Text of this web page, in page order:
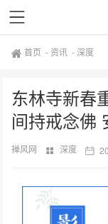
首页 - 资讯 -深度
东林寺新春
间持戒念佛
禅风网 深度